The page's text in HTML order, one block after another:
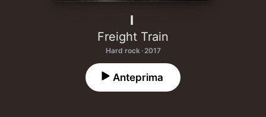
I
Freight Train
Hard rock · 2017
Anteprima